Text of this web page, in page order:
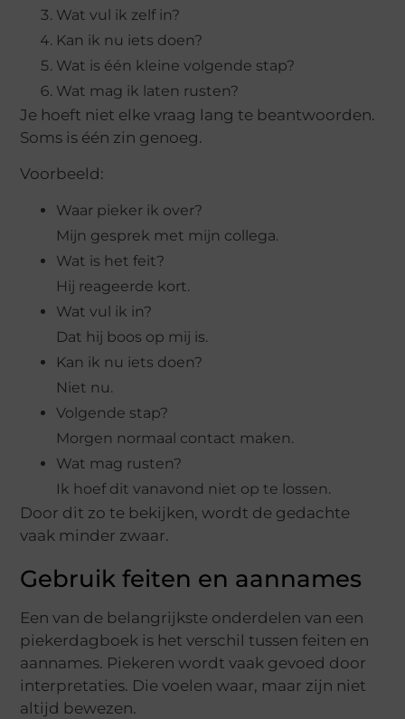
Wat vul ik zelf in?
Kan ik nu iets doen?
Wat is één kleine volgende stap?
Wat mag ik laten rusten?
Je hoeft niet elke vraag lang te beantwoorden.
Soms is één zin genoeg.
Voorbeeld:
Waar pieker ik over?
Mijn gesprek met mijn collega.
Wat is het feit?
Hij reageerde kort.
Wat vul ik in?
Dat hij boos op mij is.
Kan ik nu iets doen?
Niet nu.
Volgende stap?
Morgen normaal contact maken.
Wat mag rusten?
Ik hoef dit vanavond niet op te lossen.
Door dit zo te bekijken, wordt de gedachte
vaak minder zwaar.
Gebruik feiten en aannames
Een van de belangrijkste onderdelen van een
piekerdagboek is het verschil tussen feiten en
aannames. Piekeren wordt vaak gevoed door
interpretaties. Die voelen waar, maar zijn niet
altijd bewezen.